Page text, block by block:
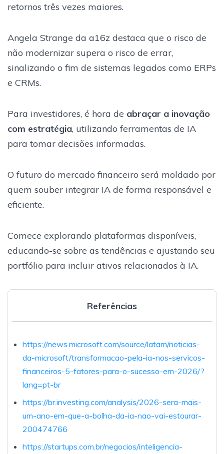
retornos três vezes maiores.
Angela Strange da a16z destaca que o risco de
não modernizar supera o risco de errar,
sinalizando o fim de sistemas legados como ERPs
e CRMs.
Para investidores, é hora de abraçar a inovação
com estratégia, utilizando ferramentas de IA
para tomar decisões informadas.
O futuro do mercado financeiro será moldado por
quem souber integrar IA de forma responsável e
eficiente.
Comece explorando plataformas disponíveis,
educando-se sobre as tendências e ajustando seu
portfólio para incluir ativos relacionados à IA.
Referências
https://news.microsoft.com/source/latam/noticias-
da-microsoft/transformacao-pela-ia-nos-servicos-
financeiros-5-fatores-para-o-sucesso-em-2026/?
lang=pt-br
https://br.investing.com/analysis/2026-sera-mais-
um-ano-em-que-a-bolha-da-ia-nao-vai-estourar-
200474766
https://startups.com.br/negocios/inteligencia-